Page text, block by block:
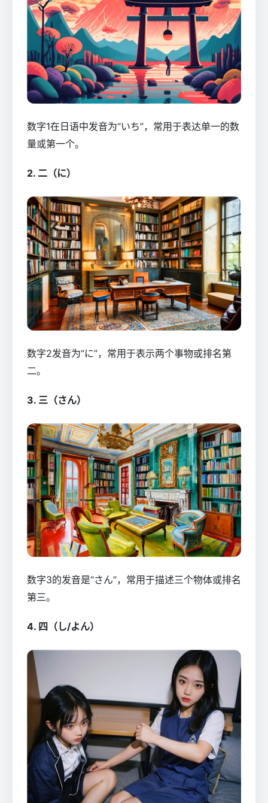
数字1在日语中发音为“いち”，常用于表达单一的数
量或第一个。
2. 二（に）
数字2发音为“に”，常用于表示两个事物或排名第
二。
3. 三（さん）
数字3的发音是“さん”，常用于描述三个物体或排名
第三。
4. 四（し/よん）